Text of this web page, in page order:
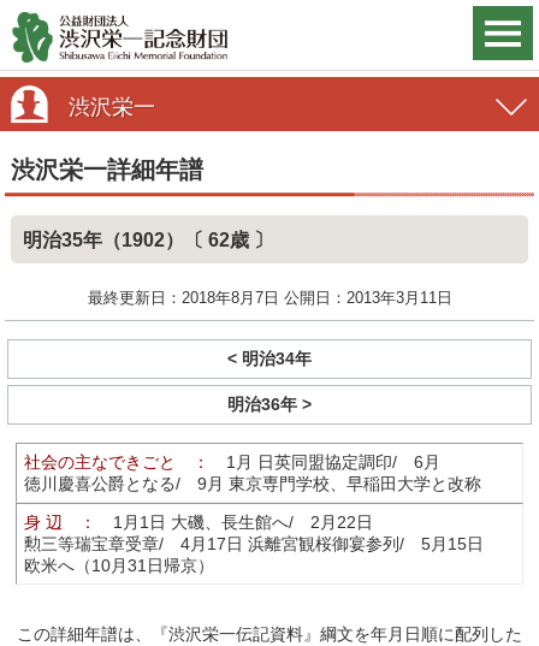
渋沢栄一
渋沢栄一詳細年譜
明治35年（1902）〔 62歳 〕
最終更新日：2018年8月7日 公開日：2013年3月11日
< 明治34年
明治36年 >
社会の主なできごと ： 1月 日英同盟協定調印/ 6月
徳川慶喜公爵となる/ 9月 東京専門学校、早稲田大学と改称
身 辺 ： 1月1日 大磯、長生館へ/ 2月22日
勲三等瑞宝章受章/ 4月17日 浜離宮観桜御宴参列/ 5月15日
欧米へ（10月31日帰京）
この詳細年譜は、『渋沢栄一伝記資料』綱文を年月日順に配列した